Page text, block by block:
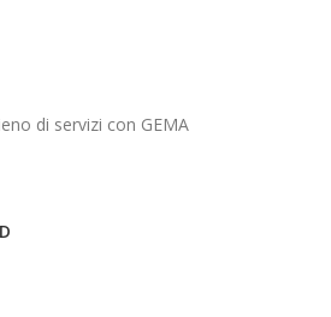
di servizi con GEMA